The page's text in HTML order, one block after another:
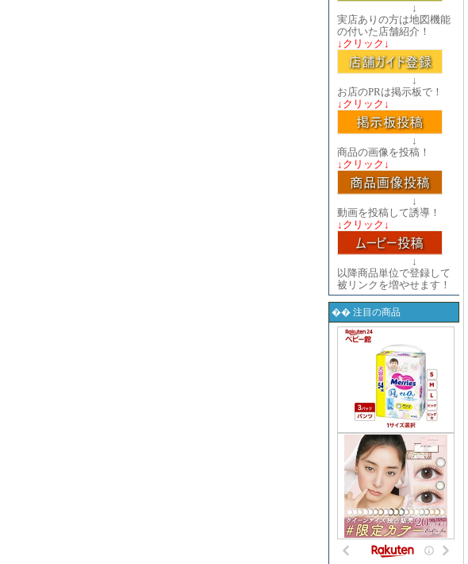
↓
実店ありの方は地図機能
の付いた店舗紹介！
↓クリック↓
↓
お店のPRは掲示板で！
↓クリック↓
↓
商品の画像を投稿！
↓クリック↓
↓
動画を投稿して誘導！
↓クリック↓
↓
以降商品単位で登録して
被リンクを増やせます！
�� 注目の商品